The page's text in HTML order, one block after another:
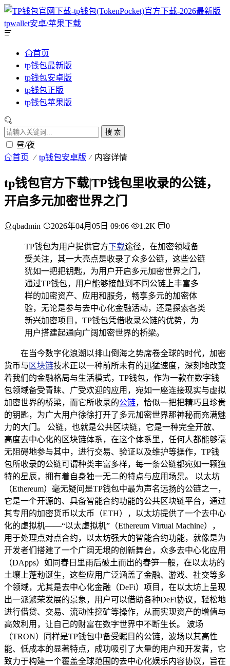
首页
tp钱包最新版
tp钱包安卓版
tp钱包正版
tp钱包苹果版
搜 索
昼/夜
首页 tp钱包安卓版 内容详情
tp钱包官方下载|TP钱包里收录的公链，
开启多元加密世界之门
qbadmin 2026年04月05日 09:06 1.2K 0
TP钱包为用户提供官方下载途径，在加密领域备
受关注，其一大亮点是收录了众多公链，这些公链
犹如一把把钥匙，为用户开启多元加密世界之门，
通过TP钱包，用户能够接触到不同公链上丰富多
样的加密资产、应用和服务，畅享多元的加密体
验，无论是参与去中心化金融活动，还是探索各类
新兴加密项目，TP钱包凭借收录公链的优势，为
用户搭建起通向广阔加密世界的桥梁。
在当今数字化浪潮以排山倒海之势席卷全球的时代，加密
货币与 区块链技术正以一种前所未有的迅猛速度，深刻地改变
着我们的金融格局与生活模式，TP钱包，作为一款在数字钱
包领域备受青睐、广受欢迎的应用，宛如一座连接现实与虚拟
加密世界的桥梁，而它所收录的公链，恰似一把把精巧且珍贵
的钥匙，为广大用户徐徐打开了多元加密世界那神秘而充满魅
力的大门。 公链，也就是公共区块链，它是一种完全开放、
高度去中心化的区块链体系，在这个体系里，任何人都能够毫
无阻碍地参与其中，进行交易、验证以及维护等操作，TP钱
包所收录的公链可谓种类丰富多样，每一条公链都宛如一颗独
特的星辰，拥有着自身独一无二的特点与应用场景。 以太坊
（Ethereum）毫无疑问是TP钱包中最为声名远扬的公链之一，
它是一个开源的、具备智能合约功能的公共区块链平台，通过
其专用的加密货币以太币（ETH），以太坊提供了一个去中心
化的虚拟机——“以太虚拟机”（Ethereum Virtual Machine），
用于处理点对点合约，以太坊强大的智能合约功能，就像是为
开发者们搭建了一个广阔无垠的创新舞台，众多去中心化应用
（DApps）如同春日里雨后破土而出的春笋一般，在以太坊的
土壤上蓬勃诞生，这些应用广泛涵盖了金融、游戏、社交等多
个领域，尤其是去中心化金融（DeFi）项目，在以太坊上呈现
出一派繁荣发展的景象，用户可以借助各种DeFi协议，轻松地
进行借贷、交易、流动性挖矿等操作，从而实现资产的增值与
高效利用，让自己的财富在数字世界中不断生长。 波场
（TRON）同样是TP钱包中备受瞩目的公链，波场以其高性
能、低成本的显著特点，成功吸引了大量的用户和开发者，它
致力于构建一个覆盖全球范围的去中心化娱乐内容协议，旨在